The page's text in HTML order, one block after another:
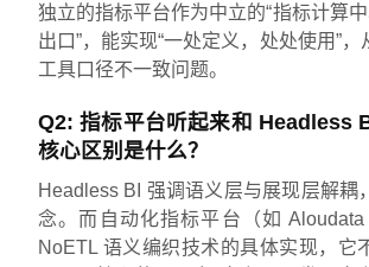
独立的指标平台作为中立的“指标计算中
出口”，能实现“一处定义，处处使用”
工具口径不一致问题。
Q2: 指标平台听起来和 Headless
核心区别是什么？
Headless BI 强调语义层与展现层解耦
念。而自动化指标平台（如
NoETL 语义编织技术的具体实现，它